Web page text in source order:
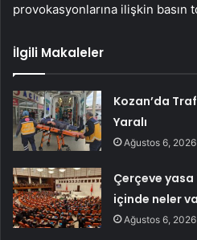
provokasyonlarına ilişkin basın
İlgili Makaleler
Kozan’da
Yaralı
Ağustos 6, 2026
Çerçeve yasa
içinde neler
Ağustos 6, 2026